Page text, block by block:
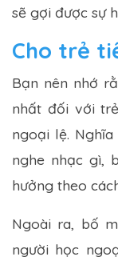
sẽ gợi được sự
Cho trẻ
Bạn nên nhớ
nhất đối với
ngoại lệ.
nghe nhạc gì,
hưởng theo
Ngoài ra, bố
người học